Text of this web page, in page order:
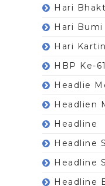
Hari
Hari Bumi
Hari
HBP Ke-61
Headlie
Headlien
Headline
Headline
Headline
Headline